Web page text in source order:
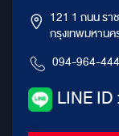
121 1 ถนน รา
กรุงเทพมหาน
094-964-
LINE ID